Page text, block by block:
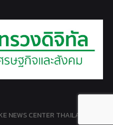
CENTER THAILAND